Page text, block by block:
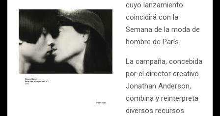
cuyo lanzamiento
coincidirá con la
Semana de la moda de
hombre de París.
La campaña, concebida
por el director creativo
Jonathan Anderson,
combina y reinterpreta
diversos recursos